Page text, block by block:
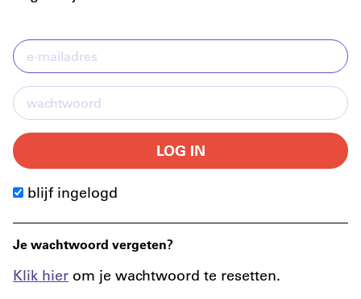
LOG IN
blijf ingelogd
Je wachtwoord vergeten?
Klik hier om je wachtwoord te resetten.